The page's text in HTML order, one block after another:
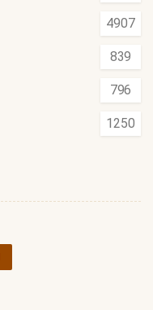
4907
839
796
1250